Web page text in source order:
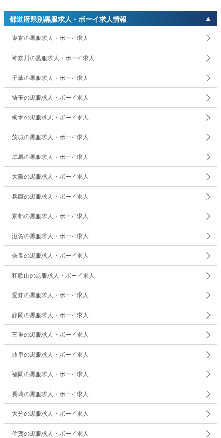
都道府県別黒服求人・ボーイ求人情報
東京の黒服求人・ボーイ求人
神奈川の黒服求人・ボーイ求人
千葉の黒服求人・ボーイ求人
埼玉の黒服求人・ボーイ求人
栃木の黒服求人・ボーイ求人
茨城の黒服求人・ボーイ求人
群馬の黒服求人・ボーイ求人
大阪の黒服求人・ボーイ求人
兵庫の黒服求人・ボーイ求人
京都の黒服求人・ボーイ求人
滋賀の黒服求人・ボーイ求人
奈良の黒服求人・ボーイ求人
和歌山の黒服求人・ボーイ求人
愛知の黒服求人・ボーイ求人
静岡の黒服求人・ボーイ求人
三重の黒服求人・ボーイ求人
岐阜の黒服求人・ボーイ求人
福岡の黒服求人・ボーイ求人
長崎の黒服求人・ボーイ求人
大分の黒服求人・ボーイ求人
佐賀の黒服求人・ボーイ求人